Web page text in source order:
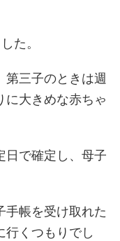
た。
第三子のときは週
に大きめな赤ちゃ
日で確定し、母子
手帳を受け取れた
行くつもりでし